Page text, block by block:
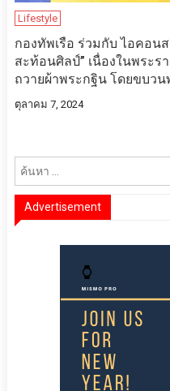
Lifestyle
กองทัพเรือ ร่วมกับ ไอคอน
สะท้อนศิลป์” เนื่องในพระ
ถวายผ้าพระกฐิน โดยขบว
ตุลาคม 7, 2024
Advertisement